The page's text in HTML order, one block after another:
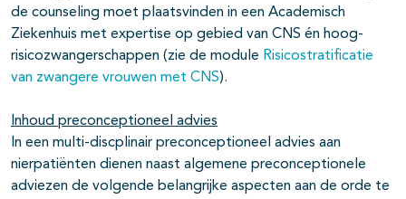
de counseling moet plaatsvinden in een Academisch
Ziekenhuis met expertise op gebied van CNS én hoog-
risicozwangerschappen (zie de module Risicostratificatie
van zwangere vrouwen met CNS).
Inhoud preconceptioneel advies
In een multi-discplinair preconceptioneel advies aan
nierpatiënten dienen naast algemene preconceptionele
adviezen de volgende belangrijke aspecten aan de orde te